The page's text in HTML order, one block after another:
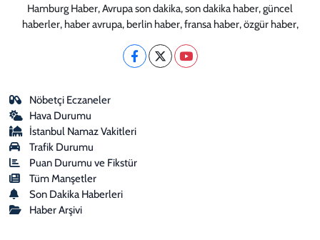
Hamburg Haber, Avrupa son dakika, son dakika haber, güncel
haberler, haber avrupa, berlin haber, fransa haber, özgür haber,
Nöbetçi Eczaneler
Hava Durumu
İstanbul Namaz Vakitleri
Trafik Durumu
Puan Durumu ve Fikstür
Tüm Manşetler
Son Dakika Haberleri
Haber Arşivi